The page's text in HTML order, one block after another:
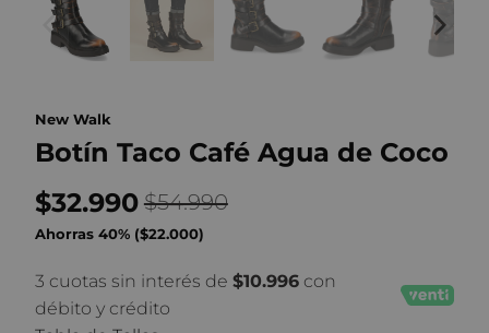
New Walk
Botín Taco Café Agua de Coco
$32.990 $54.990
Ahorras 40% ($22.000)
3 cuotas sin interés de $10.996con
débito y crédito